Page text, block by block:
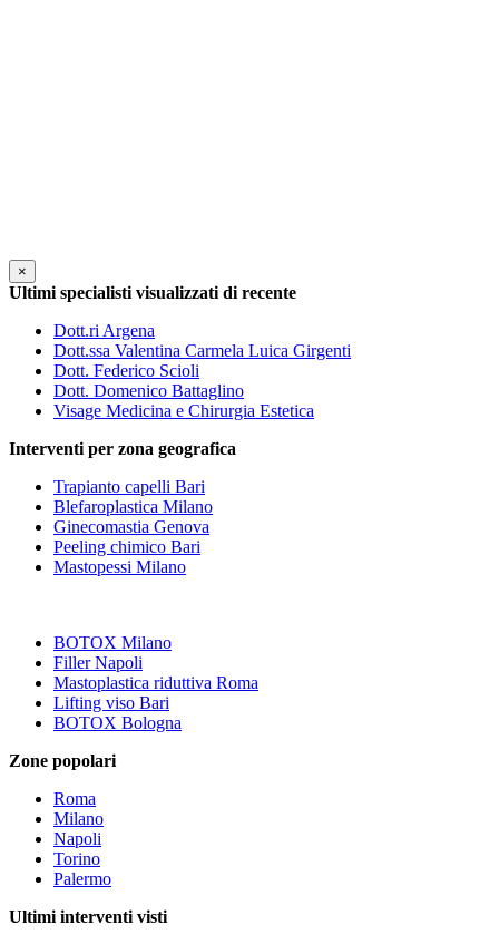
×
Ultimi specialisti visualizzati di recente
Dott.ri Argena
Dott.ssa Valentina Carmela Luica Girgenti
Dott. Federico Scioli
Dott. Domenico Battaglino
Visage Medicina e Chirurgia Estetica
Interventi per zona geografica
Trapianto capelli Bari
Blefaroplastica Milano
Ginecomastia Genova
Peeling chimico Bari
Mastopessi Milano
BOTOX Milano
Filler Napoli
Mastoplastica riduttiva Roma
Lifting viso Bari
BOTOX Bologna
Zone popolari
Roma
Milano
Napoli
Torino
Palermo
Ultimi interventi visti